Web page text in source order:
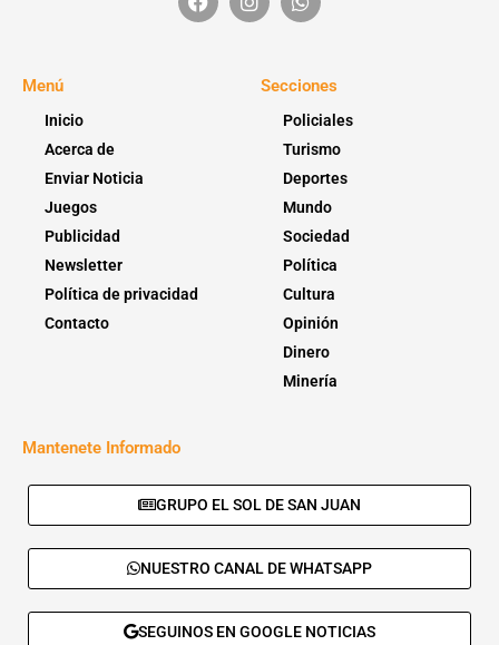
Menú
Inicio
Acerca de
Enviar Noticia
Juegos
Publicidad
Newsletter
Política de privacidad
Contacto
Secciones
Policiales
Turismo
Deportes
Mundo
Sociedad
Política
Cultura
Opinión
Dinero
Minería
Mantenete Informado
GRUPO EL SOL DE SAN JUAN
NUESTRO CANAL DE WHATSAPP
SEGUINOS EN GOOGLE NOTICIAS